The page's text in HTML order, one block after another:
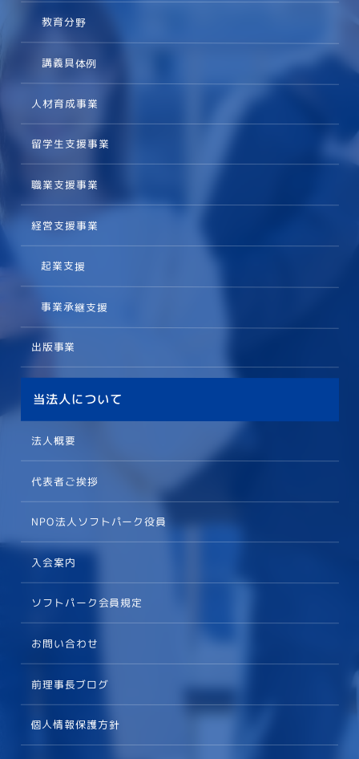
教育分野
講義具体例
人材育成事業
留学生支援事業
職業支援事業
経営支援事業
起業支援
事業承継支援
出版事業
当法人について
法人概要
代表者ご挨拶
NPO法人ソフトパーク役員
入会案内
ソフトパーク会員規定
お問い合わせ
前理事長ブログ
個人情報保護方針